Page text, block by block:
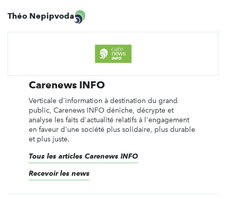
Théo Nepipvoda
Carenews INFO
Verticale d'information à destination du grand
public, Carenews INFO déniche, décrypte et
analyse les faits d'actualité relatifs à l'engagement
en faveur d'une société plus solidaire, plus durable
et plus juste.
Tous les articles Carenews INFO
Recevoir les news